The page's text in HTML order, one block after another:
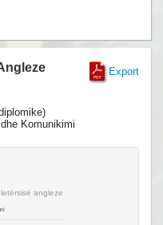
Export
Komunikimi
angleze